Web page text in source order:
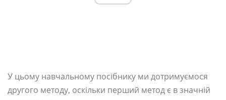
У цьому навчальному посібнику ми дотримуємося
другого методу, оскільки перший метод є в значній